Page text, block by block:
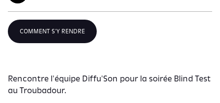
COMMENT S'Y RENDRE
Rencontre l'équipe Diffu'Son pour la soirée Blind Test
au Troubadour.